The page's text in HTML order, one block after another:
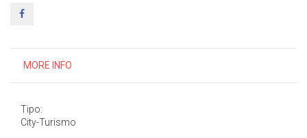
MORE INFO
Tipo:
City-Turismo